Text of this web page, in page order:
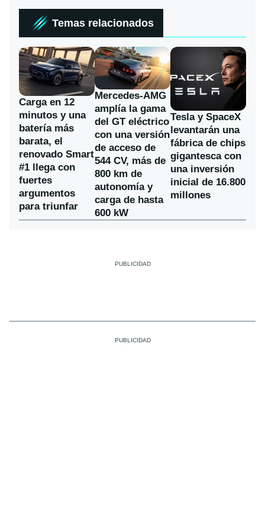
Temas relacionados
Carga en 12
minutos y una
batería más
barata, el
renovado Smart
#1 llega con
fuertes
argumentos
para triunfar
Mercedes-AMG
amplía la gama
del GT eléctrico
con una versión
de acceso de
544 CV, más de
800 km de
autonomía y
carga de hasta
600 kW
Tesla y SpaceX
levantarán una
fábrica de chips
gigantesca con
una inversión
inicial de 16.800
millones